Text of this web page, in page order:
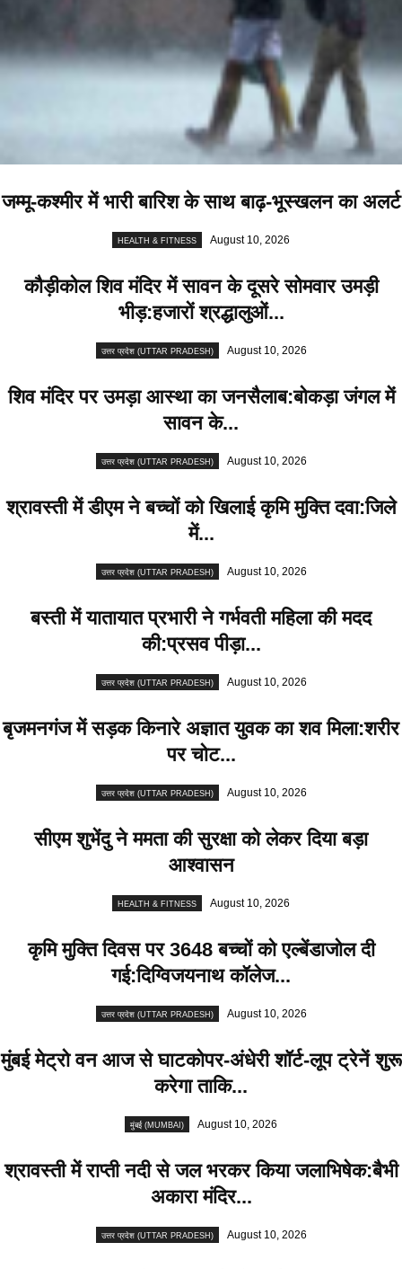
जम्मू-कश्मीर में भारी बारिश के साथ बाढ़-भूस्खलन का अलर्ट
HEALTH & FITNESS August 10, 2026
कौड़ीकोल शिव मंदिर में सावन के दूसरे सोमवार उमड़ी
भीड़:हजारों श्रद्धालुओं...
उत्तर प्रदेश (UTTAR PRADESH) August 10, 2026
शिव मंदिर पर उमड़ा आस्था का जनसैलाब:बोकड़ा जंगल में
सावन के...
उत्तर प्रदेश (UTTAR PRADESH) August 10, 2026
श्रावस्ती में डीएम ने बच्चों को खिलाई कृमि मुक्ति दवा:जिले
में...
उत्तर प्रदेश (UTTAR PRADESH) August 10, 2026
बस्ती में यातायात प्रभारी ने गर्भवती महिला की मदद
की:प्रसव पीड़ा...
उत्तर प्रदेश (UTTAR PRADESH) August 10, 2026
बृजमनगंज में सड़क किनारे अज्ञात युवक का शव मिला:शरीर
पर चोट...
उत्तर प्रदेश (UTTAR PRADESH) August 10, 2026
सीएम शुभेंदु ने ममता की सुरक्षा को लेकर दिया बड़ा
आश्वासन
HEALTH & FITNESS August 10, 2026
कृमि मुक्ति दिवस पर 3648 बच्चों को एल्बेंडाजोल दी
गई:दिग्विजयनाथ कॉलेज...
उत्तर प्रदेश (UTTAR PRADESH) August 10, 2026
मुंबई मेट्रो वन आज से घाटकोपर-अंधेरी शॉर्ट-लूप ट्रेनें शुरू
करेगा ताकि...
मुंबई (MUMBAI) August 10, 2026
श्रावस्ती में राप्ती नदी से जल भरकर किया जलाभिषेक:बैभी
अकारा मंदिर...
उत्तर प्रदेश (UTTAR PRADESH) August 10, 2026